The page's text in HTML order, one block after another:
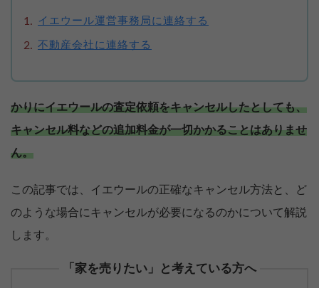
イエウール運営事務局に連絡する
不動産会社に連絡する
かりにイエウールの査定依頼をキャンセルしたとしても、
キャンセル料などの追加料金が一切かかることはありませ
ん。
この記事では、イエウールの正確なキャンセル方法と、ど
のような場合にキャンセルが必要になるのかについて解説
します。
「家を売りたい」と考えている方へ